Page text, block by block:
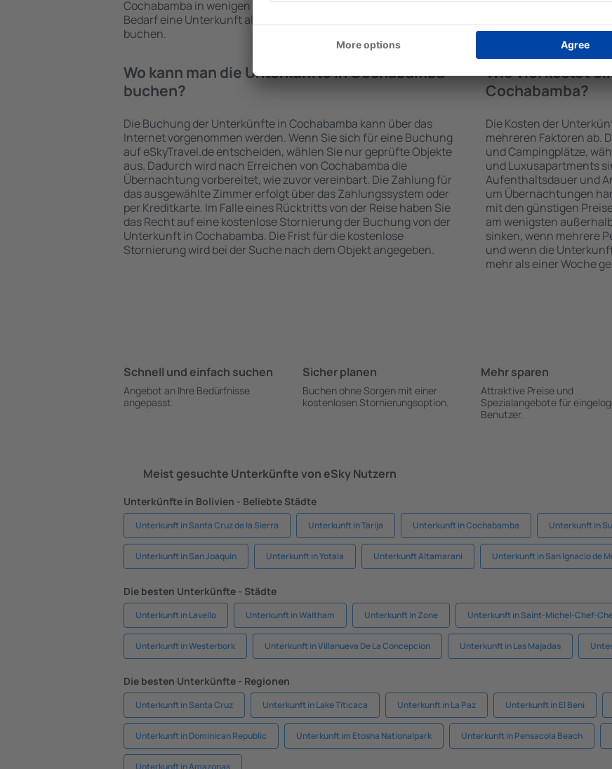
Cochabamba in wenigen Minuten auswählen. Sie können je nach
Bedarf eine Unterkunft alleine oder zusammen mit dem Flug
buchen.
anbietet.
Wo kann man die Unterkünfte in Cochabamba
buchen?
Die Buchung der Unterkünfte in Cochabamba kann über das
Internet vorgenommen werden. Wenn Sie sich für eine Buchung
auf eSkyTravel.de entscheiden, wählen Sie nur geprüfte Objekte
aus. Dadurch wird nach Erreichen von Cochabamba die
Übernachtung vorbereitet, wie zuvor vereinbart. Die Zahlung für
das ausgewählte Zimmer erfolgt über das Zahlungssystem oder
per Kreditkarte. Im Falle eines Rücktritts von der Reise haben Sie
das Recht auf eine kostenlose Stornierung der Buchung von der
Unterkunft in Cochabamba. Die Frist für die kostenlose
Stornierung wird bei der Suche nach dem Objekt angegeben.
Wie viel kostet
Cochabamba?
Die Kosten der
mehreren Faktoren ab.
und Campingplätze,
und Luxusapartments
Aufenthaltsdauer und
um Übernachtungen
mit den günstigen
am wenigsten
sinken, wenn mehrere
und wenn die
mehr als einer Woche
Schnell und einfach suchen
Angebot an Ihre Bedürfnisse
angepasst.
Sicher planen
Buchen ohne Sorgen mit einer
kostenlosen Stornierungsoption.
Mehr sparen
Attraktive Preise und
Spezialangebote für
Benutzer.
Meist gesuchte Unterkünfte von eSky Nutzern
Unterkünfte in Bolivien - Beliebte Städte
Unterkunft in Santa Cruz de la Sierra Unterkunft in Tarija Unterkunft in Cochabamba Unterkunft in
Unterkunft in San Joaquin Unterkunft in Yotala Unterkunft Altamarani Unterkunft in San Ignacio de
Die besten Unterkünfte - Städte
Unterkunft in Lavello Unterkunft in Waltham Unterkunft in Zone Unterkunft in Saint-Michel-Chef-
Unterkunft in Westerbork Unterkunft in Villanueva De La Concepcion Unterkunft in Las Majadas
Die besten Unterkünfte - Regionen
Unterkunft in Santa Cruz Unterkunft in Lake Titicaca Unterkunft in La Paz Unterkunft in El Beni
Unterkunft in Dominican Republic Unterkunft im Etosha Nationalpark Unterkunft in Pensacola Beach
Unterkunft in Amazonas